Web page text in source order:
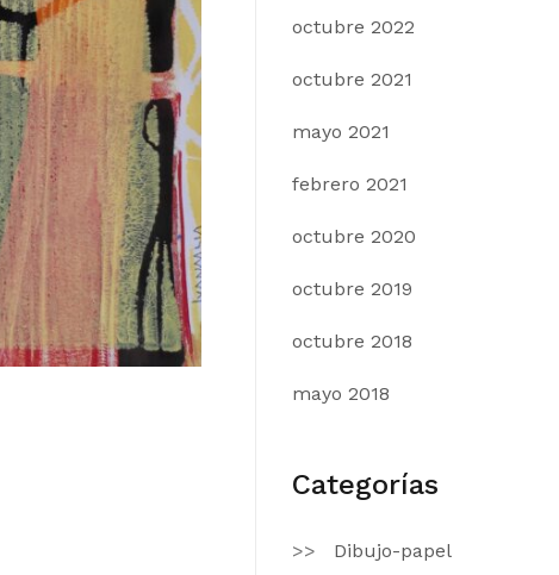
octubre 2022
octubre 2021
mayo 2021
febrero 2021
octubre 2020
octubre 2019
octubre 2018
mayo 2018
Categorías
Dibujo-papel